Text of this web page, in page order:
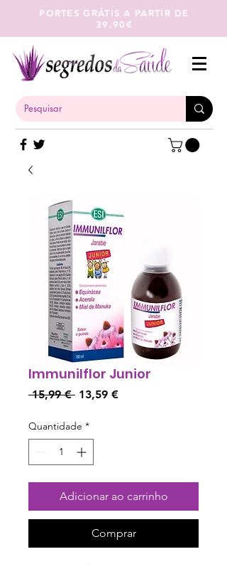
PORTES GRÁTIS A PARTIR DE
39.90€
Immunilflor Junior
15,99 € Preço
13,59 €Preço
Quantidade *
Adicionar ao carrinho
Comprar